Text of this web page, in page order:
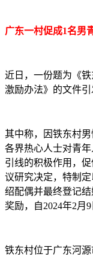
广东一村促成1名男
近日，一份题为《
激励办法》的文件引
其中称，因铁东村
各界热心人士对青
引线的积极作用，
议研究决定，特制
绍配偶并最终登记
奖励，自2024年2月
铁东村位于广东河源